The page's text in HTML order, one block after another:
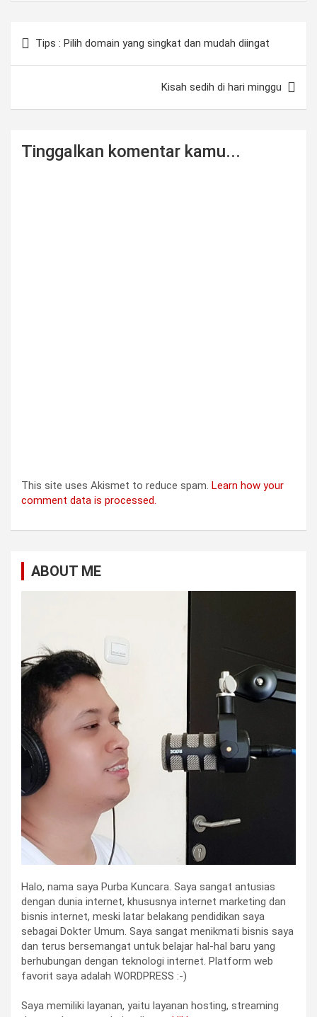
navigation
Tips : Pilih domain yang singkat dan mudah diingat
Kisah sedih di hari minggu
Tinggalkan komentar kamu...
This site uses Akismet to reduce spam. Learn how your
comment data is processed.
ABOUT ME
Halo, nama saya Purba Kuncara. Saya sangat antusias
dengan dunia internet, khususnya internet marketing dan
bisnis internet, meski latar belakang pendidikan saya
sebagai Dokter Umum. Saya sangat menikmati bisnis saya
dan terus bersemangat untuk belajar hal-hal baru yang
berhubungan dengan teknologi internet. Platform web
favorit saya adalah WORDPRESS :-)
Saya memiliki layanan, yaitu layanan hosting, streaming